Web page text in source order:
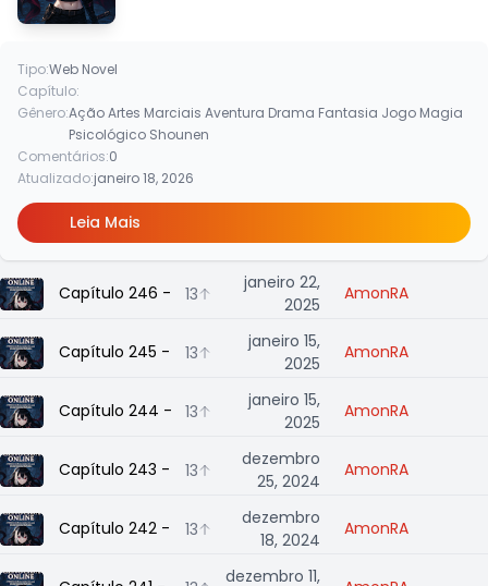
Tipo:Web Novel
Capítulo:
Gênero:AçãoArtes Marciais Aventura Drama Fantasia Jogo Magia
Psicológico Shounen
Comentários:0
Atualizado:janeiro 18, 2026
Leia Mais
Capítulo 246 - 《PENETRANDO, ATIRANDO E
13
janeiro 22,
2025
AmonRA
Capítulo 245 - 《AS IRMÃS GÊMEAS》
13
janeiro 15,
2025
AmonRA
Capítulo 244 - 《LIVRE DE PENSAMENTOS MALIGNOS,
13
janeiro 15,
2025
AmonRA
Capítulo 243 - 《BATALHA/ARREMESSO/FINALIZAÇÃO》
13
dezembro
25, 2024
AmonRA
Capítulo 242 - 《A VIDA HUMANA NÃO É
13
dezembro
18, 2024
AmonRA
dezembro 11,